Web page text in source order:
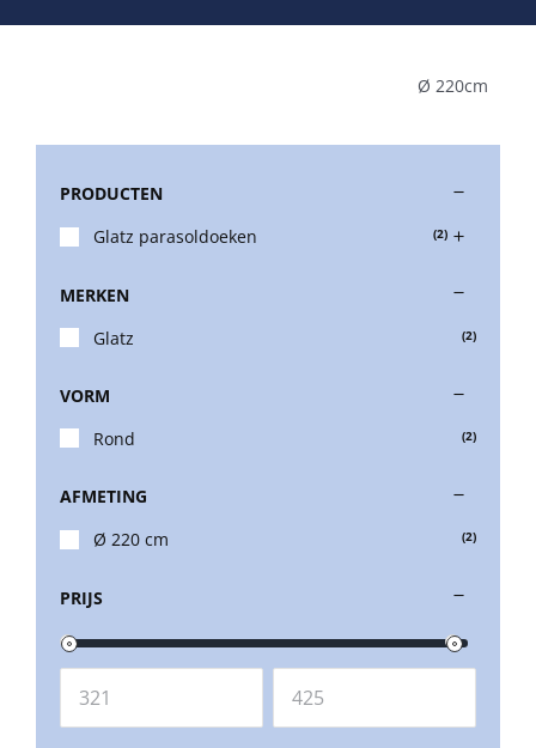
Stokparasols
Muurparasols
Snel leverbaar
Parasolvoeten
Ø 220cm
PRODUCTEN
Glatz parasoldoeken
(2)
MERKEN
Glatz
(2)
VORM
Rond
(2)
AFMETING
Ø 220 cm
(2)
PRIJS